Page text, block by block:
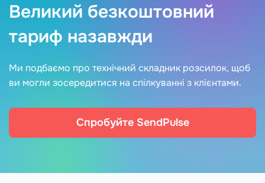
Великий безкоштовний
тариф назавжди
Ми подбаємо про технічний складник розсилок, щоб
ви могли зосередитися на спілкуванні з клієнтами.
Спробуйте SendPulse